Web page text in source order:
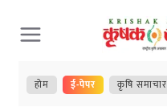
Skip
to
content
होम ई-पेपर कृषि समाचार